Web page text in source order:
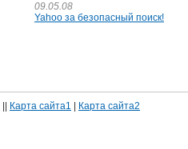
09.05.08
Yahoo за безопасный поиск!
Карта сайта1
Карта сайта2